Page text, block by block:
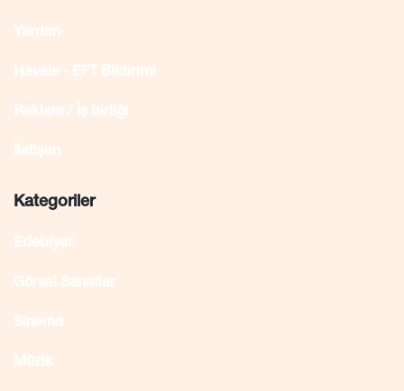
Yardım
Havale - EFT Bildirimi
Reklam / İş birliği
İletişim
Kategoriler
Edebiyat
Görsel Sanatlar
Sinema
Müzik